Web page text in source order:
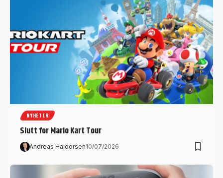
NYHETER
Slutt for Mario Kart Tour
Andreas Haldorsen10/07/2026